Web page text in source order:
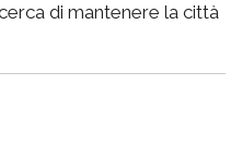
di mantenere la città